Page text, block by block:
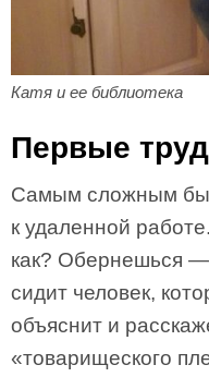
Катя и ее библиотека
Первые
Самым сложным
к удаленной
как? Обернешься
сидит человек,
объяснит и
«товарищеского